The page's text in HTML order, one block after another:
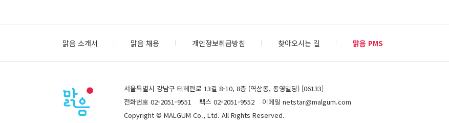
맑음 소개서 맑음 채용 개인정보취급방침 찾아오시는 길 맑음 PMS
서울특별시 강남구 테헤란로 13길 8-10, 8층 (역삼동, 동영빌딩) [06133]
전화번호 02-2051-9551
팩스 02-2051-9552
이메일 netstar@malgum.com
Copyright © MALGUM Co., Ltd. All Rights Reserved.